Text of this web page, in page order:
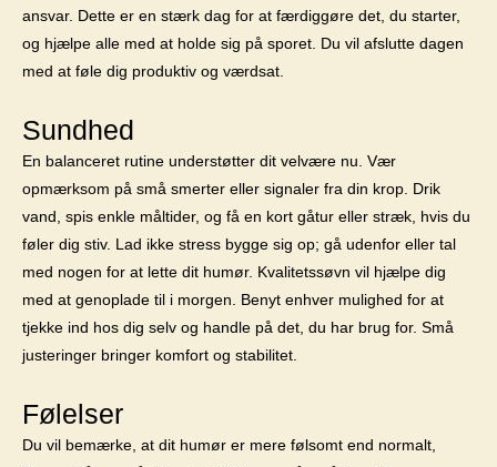
ansvar. Dette er en stærk dag for at færdiggøre det, du starter,
og hjælpe alle med at holde sig på sporet. Du vil afslutte dagen
med at føle dig produktiv og værdsat.
Sundhed
En balanceret rutine understøtter dit velvære nu. Vær
opmærksom på små smerter eller signaler fra din krop. Drik
vand, spis enkle måltider, og få en kort gåtur eller stræk, hvis du
føler dig stiv. Lad ikke stress bygge sig op; gå udenfor eller tal
med nogen for at lette dit humør. Kvalitetssøvn vil hjælpe dig
med at genoplade til i morgen. Benyt enhver mulighed for at
tjekke ind hos dig selv og handle på det, du har brug for. Små
justeringer bringer komfort og stabilitet.
Følelser
Du vil bemærke, at dit humør er mere følsomt end normalt,